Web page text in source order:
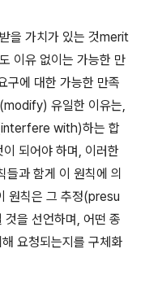
을 가치가 있는 것merit
이유 없이는 가능한 만
구에 대한 가능한 만족
유일한 이유는,
with)하는 합
되어야 하며, 이러한
과 함게 이 원칙에 의
원칙은 그 추정(presu
을 선언하며, 어떤 종
요청되는지를 구체화